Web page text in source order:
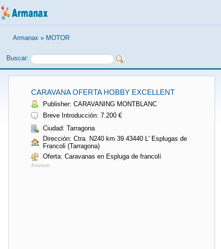
Armanax » MOTOR
Buscar:
CARAVANA OFERTA HOBBY EXCELLENT
Publisher: CARAVANING MONTBLANC
Breve Introducción: 7.200 €
Ciudad: Tarragona
Dirección: Ctra. N240 km 39 43440 L' Esplugas de
Francoli (Tarragona)
Oferta: Caravanas en Espluga de francolí
Anuncio